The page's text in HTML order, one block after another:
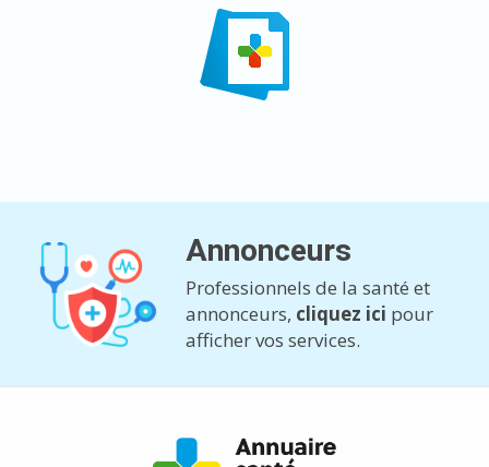
Annonceurs
Professionnels de la santé et
annonceurs, cliquez ici pour
afficher vos services.